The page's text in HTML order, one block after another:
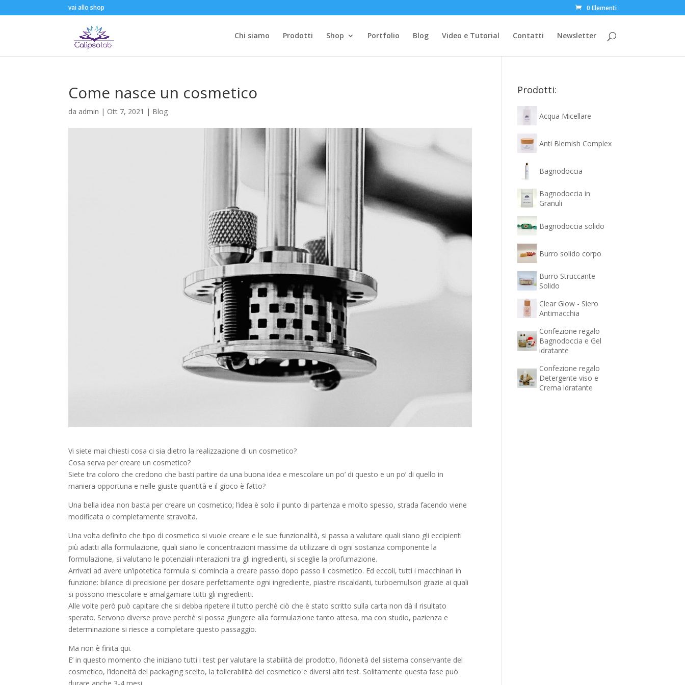
vai allo shop 0 Elementi
Chi siamo Prodotti Shop Portfolio Blog Video e Tutorial Contatti Newsletter
Come nasce un cosmetico
da admin | Ott 7, 2021 | Blog
Vi siete mai chiesti cosa ci sia dietro la realizzazione di un cosmetico?
Cosa serva per creare un cosmetico?
Siete tra coloro che credono che basti partire da una buona idea e mescolare un po’ di questo e un po’ di quello in
maniera opportuna e nelle giuste quantità e il gioco è fatto?
Una bella idea non basta per creare un cosmetico; l’idea è solo il punto di partenza e molto spesso, strada facendo viene
modificata o completamente stravolta.
Una volta definito che tipo di cosmetico si vuole creare e le sue funzionalità, si passa a valutare quali siano gli eccipienti
più adatti alla formulazione, quali siano le concentrazioni massime da utilizzare di ogni sostanza componente la
formulazione, si valutano le potenziali interazioni tra gli ingredienti, si sceglie la profumazione.
Arrivati ad avere un’ipotetica formula si comincia a creare passo dopo passo il cosmetico. Ed eccoli, tutti i macchinari in
funzione: bilance di precisione per dosare perfettamente ogni ingrediente, piastre riscaldanti, turboemulsori grazie ai quali
si possono mescolare e amalgamare tutti gli ingredienti.
Alle volte però può capitare che si debba ripetere il tutto perchè ciò che è stato scritto sulla carta non dà il risultato
sperato. Servono diverse prove perchè si possa giungere alla formulazione tanto attesa, ma con studio, pazienza e
determinazione si riesce a completare questo passaggio.
Ma non è finita qui.
E’ in questo momento che iniziano tutti i test per valutare la stabilità del prodotto, l’idoneità del sistema conservante del
cosmetico, l’idoneità del packaging scelto, la tollerabilità del cosmetico e diversi altri test. Solitamente questa fase può
Prodotti:
Acqua Micellare
Anti Blemish Complex
Bagnodoccia
Bagnodoccia in
Granuli
Bagnodoccia solido
Burro solido corpo
Burro Struccante
Solido
Clear Glow - Siero
Antimacchia
Confezione regalo
Bagnodoccia e Gel
idratante
Confezione regalo
Detergente viso e
Crema idratante